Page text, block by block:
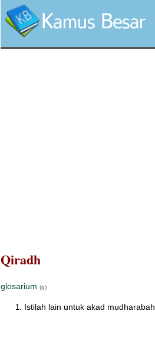
Qiradh
glosarium (g)
Istilah lain untuk akad mudharabah